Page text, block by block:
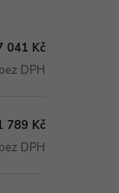
041 Kč
DPH
789 Kč
DPH